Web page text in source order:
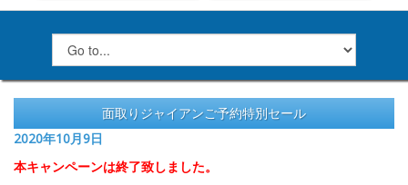
面取りジャイアンご予約特別セール
2020年10月9日
本キャンペーンは終了致しました。